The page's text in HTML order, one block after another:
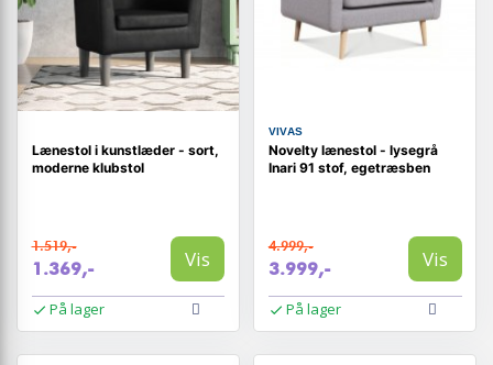
Lænestol i kunstlæder - sort,
moderne klubstol
1.519,-
1.369,- Vis
På lager
VIVAS
Novelty lænestol - lysegrå
Inari 91 stof, egetræsben
4.999,-
3.999,- Vis
På lager